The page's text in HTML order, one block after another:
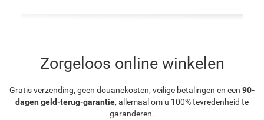
Zorgeloos online winkelen
Gratis verzending, geen douanekosten, veilige betalingen en een 90-
dagen geld-terug-garantie, allemaal om u 100% tevredenheid te
garanderen.